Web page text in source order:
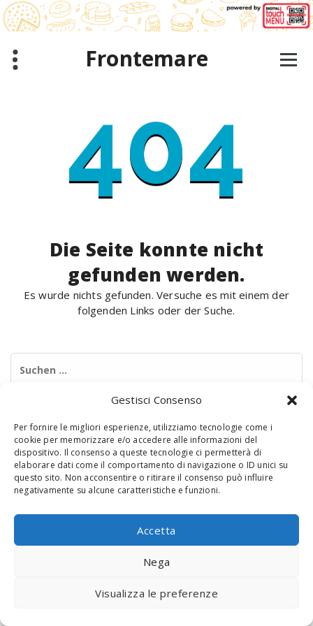
Gestisci Consenso
Per fornire le migliori esperienze, utilizziamo tecnologie come i
cookie per memorizzare e/o accedere alle informazioni del
dispositivo. Il consenso a queste tecnologie ci permetterà di
elaborare dati come il comportamento di navigazione o ID unici su
questo sito. Non acconsentire o ritirare il consenso può influire
negativamente su alcune caratteristiche e funzioni.
Accetta
Nega
Visualizza le preferenze
Zum
Inhalt
springen
Frontemare
404
Die Seite konnte nicht
gefunden werden.
Es wurde nichts gefunden. Versuche es mit einem der
folgenden Links oder der Suche.
© 2020 Digital Touch Menu. Menu realizzato da